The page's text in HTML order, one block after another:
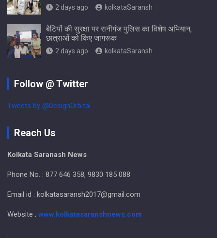
2 days ago kolkataSaransh
बेटियों की सुरक्षा पर रानीगंज पुलिस का विशेष अभियान,
छात्राओं को किए जागरूक
2 days ago kolkataSaransh
Follow @ Twitter
Tweets by @DesignOrbital
Reach Us
Kolkata Saranash News
Phone No. : 877 646 358, 9830 185 088
Email id : kolkatasaransh2017@gmail.com
Website : www.kolkatasaranshnews.com
.